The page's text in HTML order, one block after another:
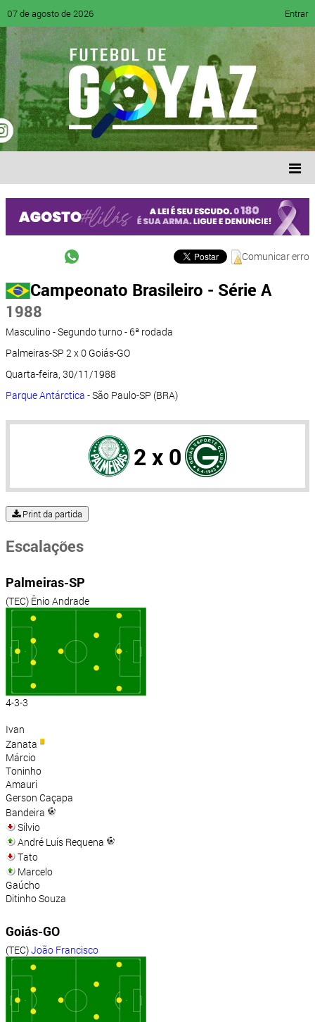
07 de agosto de 2026 Entrar
Comunicar erro
Campeonato Brasileiro - Série A
1988
Masculino - Segundo turno - 6ª rodada
Palmeiras-SP 2 x 0 Goiás-GO
Quarta-feira, 30/11/1988
Parque Antárctica - São Paulo-SP (BRA)
2 x 0
Print da partida
Escalações
Palmeiras-SP
(TEC) Ênio Andrade
4-3-3
Ivan
Zanata
Márcio
Toninho
Amauri
Gerson Caçapa
Bandeira
Sílvio
André Luís Requena
Tato
Marcelo
Gaúcho
Ditinho Souza
Goiás-GO
(TEC)João Francisco